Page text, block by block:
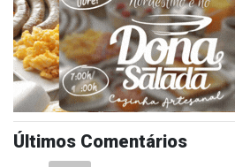
Últimos Comentários